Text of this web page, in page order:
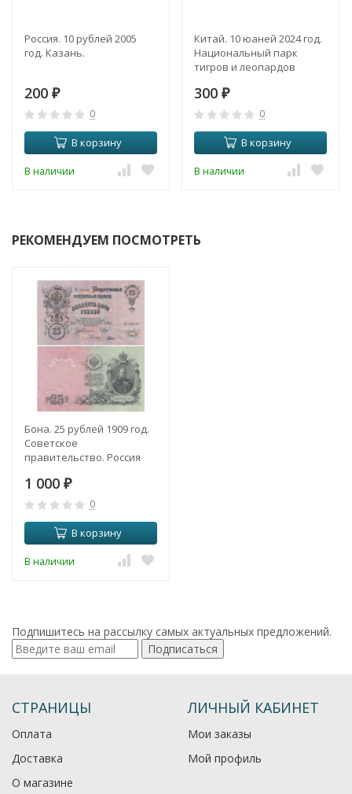
Россия. 10 рублей 2005
год. Казань.
200 ₽
0
В корзину
В наличии
Китай. 10 юаней 2024 год.
Национальный парк
тигров и леопардов
Китая.
300 ₽
0
В корзину
В наличии
РЕКОМЕНДУЕМ ПОСМОТРЕТЬ
Бона. 25 рублей 1909 год.
Советское
правительство. Россия
Гусев (серия ЕС) (VF)
1 000 ₽
0
В корзину
В наличии
Подпишитесь на рассылку самых актуальных предложений.
Подписаться
СТРАНИЦЫ
Оплата
Доставка
О магазине
ЛИЧНЫЙ КАБИНЕТ
Мои заказы
Мой профиль